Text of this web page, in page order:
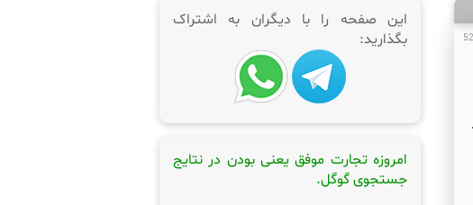
این صفحه را با دیگران به اشتراک
بگذارید:
امروزه تجارت موفق یعنی بودن در نتایج
جستجوی گوگل.